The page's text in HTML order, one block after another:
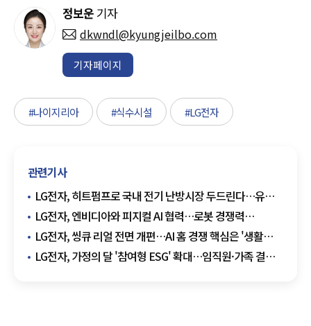
정보운 기자
dkwndl@kyungjeilbo.com
기자페이지
#나이지리아 #식수시설 #LG전자
관련기사
LG전자, 히트펌프로 국내 전기 난방시장 두드린다…유럽
검증 경험 앞세워
LG전자, 엔비디아와 피지컬 AI 협력…로봇 경쟁력
'퀀텀점프'
LG전자, 씽큐 리얼 전면 개편…AI 홈 경쟁 핵심은 '생활
데이터'
LG전자, 가정의 달 '참여형 ESG' 확대…임직원·가족 결속